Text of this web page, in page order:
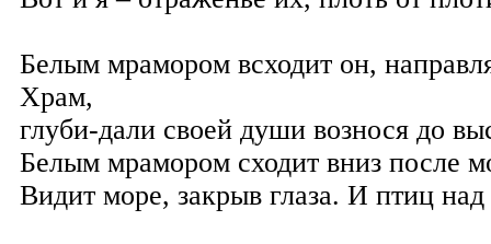
Белым мрамором всходит он,
Храм,
глуби-дали своей души вознося до
Белым мрамором сходит вниз после
Видит море, закрыв глаза. И птиц